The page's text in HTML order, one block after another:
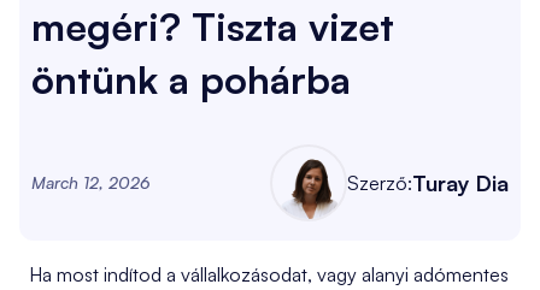
megéri? Tiszta vizet
öntünk a pohárba
March 12, 2026 Szerző:Turay Dia
Ha most indítod a vállalkozásodat, vagy alanyi adómentes